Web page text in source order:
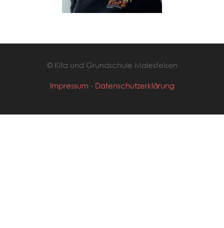
© Kita und Grundschule Malesfelsen
Impressum - Datenschutzerklärung